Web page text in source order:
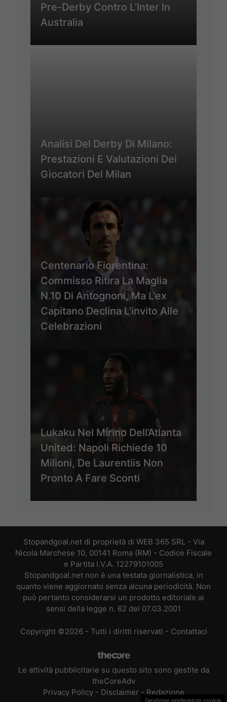
Pre-Derby Contro L’Inter In
Australia
Analisi Del Derby Di Milano:
Prestazioni E Valutazioni Dei
Giocatori Del Milan
Centenario Fiorentina:
Commisso Ritira La Maglia
N.10 Di Antognoni, Ma L’ex
Capitano Declina L’invito Alle
Celebrazioni
Lukaku Nel Mirino Dell’Atlanta
United: Napoli Richiede 10
Milioni, De Laurentiis Non
Pronto A Fare Sconti
Stopandgoal.net di proprietà di WEB 365 SRL - Via
Nicola Marchese 10, 00141 Roma (RM) - Codice Fiscale
e Partita I.V.A. 12279101005
Stopandgoal.net non è una testata giornalistica, in
quanto viene aggiornato senza alcuna periodicità. Non
può pertanto considerarsi un prodotto editoriale ai
sensi della legge n. 62 del 07.03.2001
Copyright ©2026 - Tutti i diritti riservati - Contattaci
Le attività pubblicitarie su questo sito sono gestite da
theCoreAdv
Privacy Policy- Disclaimer - Redazione
Gestione preferenze cookie